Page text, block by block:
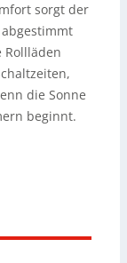
sorgt der
abgestimmt
Rollläden
die Sonne
beginnt.